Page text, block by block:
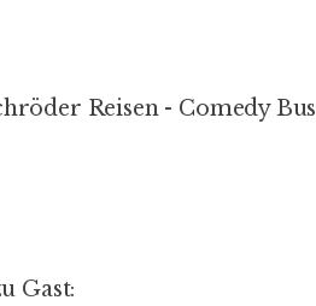
Reisen - Comedy Bus
Gast: